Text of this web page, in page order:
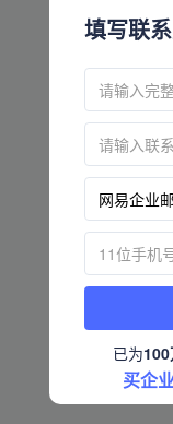
填写联
已为
买企